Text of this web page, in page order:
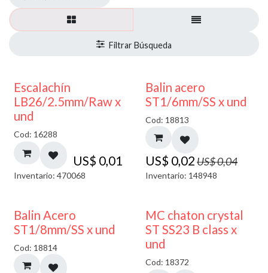
Escalachín
LB26/2.5mm/Raw x
und
Cod: 16288
US$ 0,01
Inventario: 470068
50% DESCUENTO
Balin acero
ST1/6mm/SS x und
Cod: 18813
US$ 0,02US$0,04
Inventario: 148948
50% DESCUENTO
Balin Acero
ST1/8mm/SS x und
Cod: 18814
MC chaton crystal
ST SS23 B class x
und
Cod: 18372